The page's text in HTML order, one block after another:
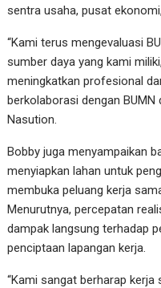
sentra usaha, pusat
“Kami terus mengevaluasi
sumber daya yang kami
meningkatkan profesional
berkolaborasi dengan
Nasution.
Bobby juga menyampaikan
menyiapkan lahan untuk
membuka peluang kerja
Menurutnya, percepatan
dampak langsung terhadap
penciptaan lapangan kerja.
“Kami sangat berharap